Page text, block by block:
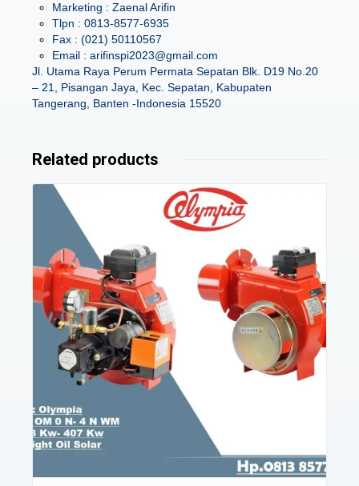
Marketing : Zaenal Arifin
Tlpn : 0813-8577-6935
Fax : (021) 50110567
Email : arifinspi2023@gmail.com
Jl. Utama Raya Perum Permata Sepatan Blk. D19 No.20
– 21, Pisangan Jaya, Kec. Sepatan, Kabupaten
Tangerang, Banten -Indonesia 15520
Related products